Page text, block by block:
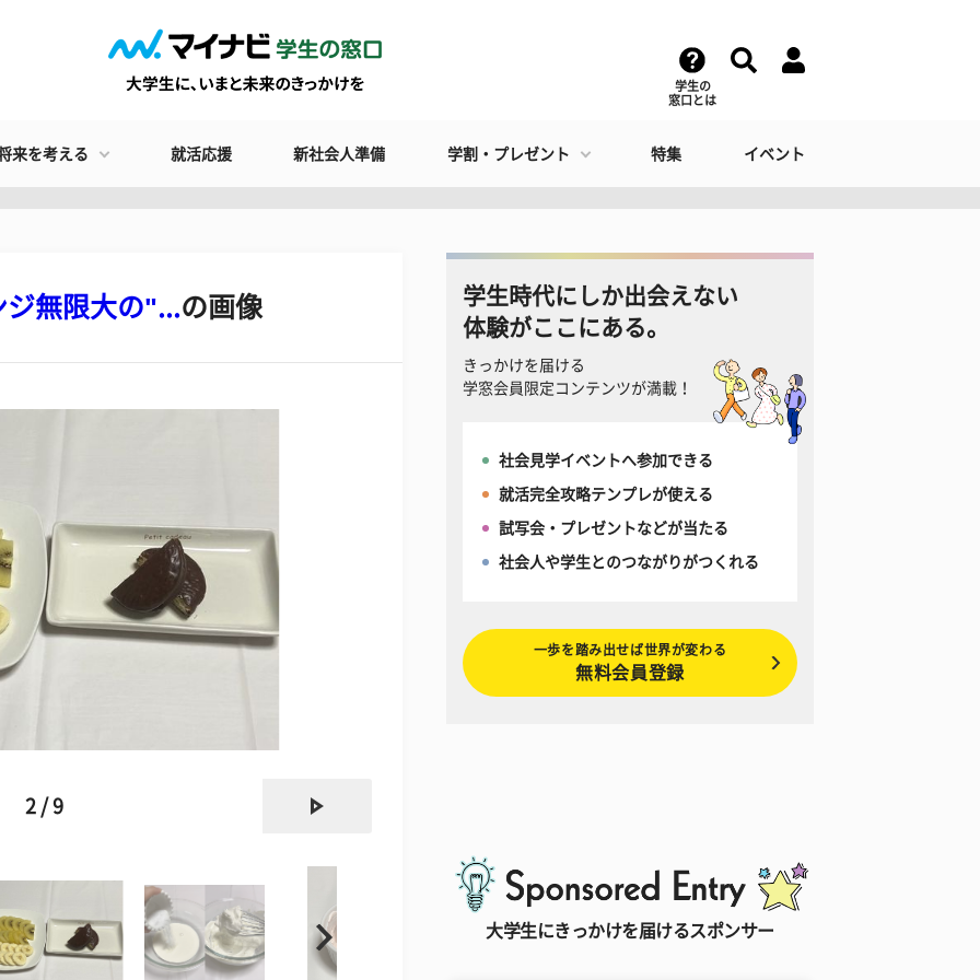
学生の
窓口とは
来を考える 就活応援 新社会人準備 学割・プレゼント 特集 イベント
ジ無限大の"...の画像
2 / 9
学生時代にしか出会えない
体験がここにある。
きっかけを届ける
学窓会員限定コンテンツが満載！
社会見学イベントへ参加できる
就活完全攻略テンプレが使える
試写会・プレゼントなどが当たる
社会人や学生とのつながりがつくれる
一歩を踏み出せば世界が変わる
無料会員登録
大学生にきっかけを届けるスポンサー